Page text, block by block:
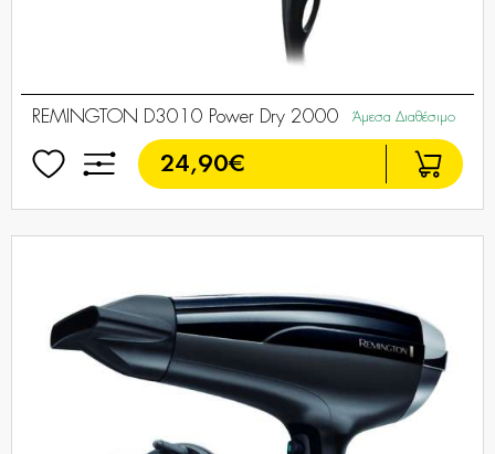
REMINGTON D3010 Power Dry 2000 Άμεσα Διαθέσιμο
24,90€